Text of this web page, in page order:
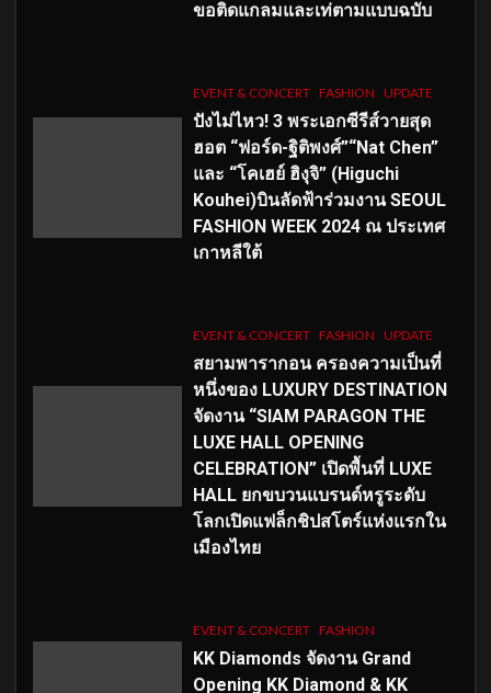
ขอติดแกลมและเท่ตามแบบฉบับ
EVENT & CONCERT FASHION UPDATE
ปังไม่ไหว! 3 พระเอกซีรีส์วายสุด
ฮอต “ฟอร์ด-ฐิติพงศ์”“Nat Chen”
และ “โคเฮย์ ฮิงุจิ” (Higuchi
Kouhei)บินลัดฟ้าร่วมงาน SEOUL
FASHION WEEK 2024 ณ ประเทศ
เกาหลีใต้
EVENT & CONCERT FASHION UPDATE
สยามพารากอน ครองความเป็นที่
หนึ่งของ LUXURY DESTINATION
จัดงาน “SIAM PARAGON THE
LUXE HALL OPENING
CELEBRATION” เปิดพื้นที่ LUXE
HALL ยกขบวนแบรนด์หรูระดับ
โลกเปิดแฟล็กชิปสโตร์แห่งแรกใน
เมืองไทย
EVENT & CONCERT FASHION
KK Diamonds จัดงาน Grand
Opening KK Diamond & KK